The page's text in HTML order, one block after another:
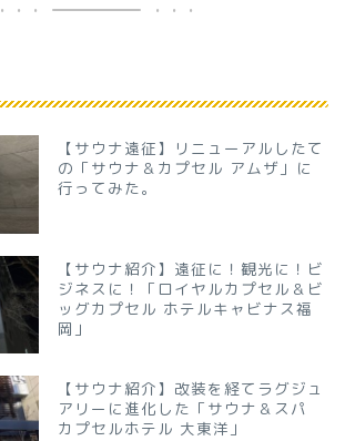
【サウナ遠征】リニューアルしたて
の「サウナ＆カプセル アムザ」に
行ってみた。
【サウナ紹介】遠征に！観光に！ビ
ジネスに！「ロイヤルカプセル＆ビ
ッグカプセル ホテルキャビナス福
岡」
【サウナ紹介】改装を経てラグジュ
アリーに進化した「サウナ＆スパ
カプセルホテル 大東洋」